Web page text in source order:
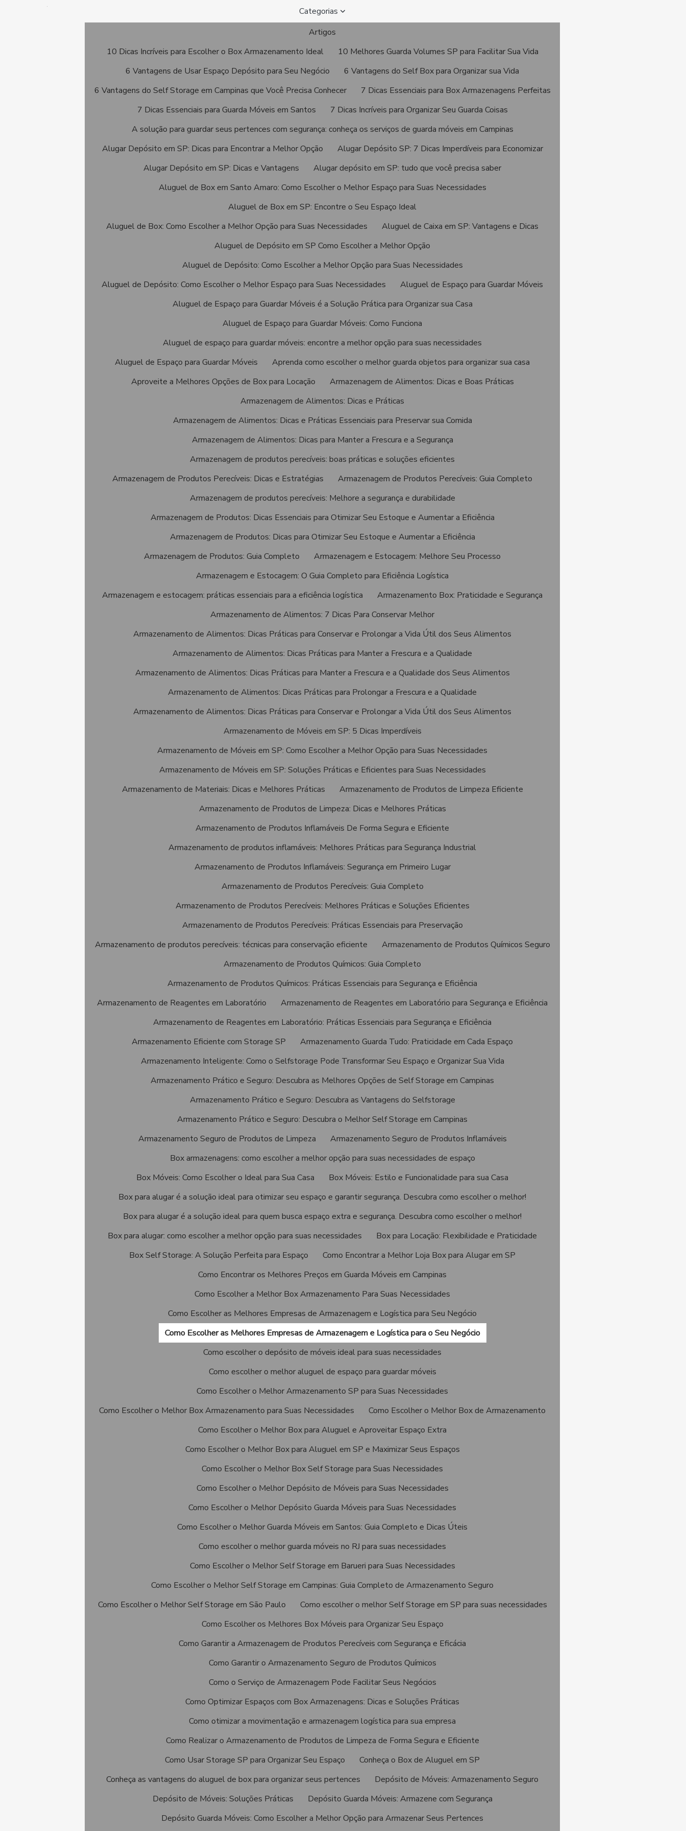
Categorias
Artigos
10 Dicas Incríveis para Escolher o Box Armazenamento Ideal
10 Melhores Guarda Volumes SP para Facilitar Sua Vida
6 Vantagens de Usar Espaço Depósito para Seu Negócio
6 Vantagens do Self Box para Organizar sua Vida
6 Vantagens do Self Storage em Campinas que Você Precisa Conhecer
7 Dicas Essenciais para Box Armazenagens Perfeitas
7 Dicas Essenciais para Guarda Móveis em Santos
7 Dicas Incríveis para Organizar Seu Guarda Coisas
A solução para guardar seus pertences com segurança: conheça os serviços de guarda móveis em Campinas
Alugar Depósito em SP: Dicas para Encontrar a Melhor Opção
Alugar Depósito SP: 7 Dicas Imperdíveis para Economizar
Alugar Depósito em SP: Dicas e Vantagens
Alugar depósito em SP: tudo que você precisa saber
Aluguel de Box em Santo Amaro: Como Escolher o Melhor Espaço para Suas Necessidades
Aluguel de Box em SP: Encontre o Seu Espaço Ideal
Aluguel de Box: Como Escolher a Melhor Opção para Suas Necessidades
Aluguel de Caixa em SP: Vantagens e Dicas
Aluguel de Depósito em SP Como Escolher a Melhor Opção
Aluguel de Depósito: Como Escolher a Melhor Opção para Suas Necessidades
Aluguel de Depósito: Como Escolher o Melhor Espaço para Suas Necessidades
Aluguel de Espaço para Guardar Móveis
Aluguel de Espaço para Guardar Móveis é a Solução Prática para Organizar sua Casa
Aluguel de Espaço para Guardar Móveis: Como Funciona
Aluguel de espaço para guardar móveis: encontre a melhor opção para suas necessidades
Aluguel de Espaço para Guardar Móveis
Aprenda como escolher o melhor guarda objetos para organizar sua casa
Aproveite a Melhores Opções de Box para Locação
Armazenagem de Alimentos: Dicas e Boas Práticas
Armazenagem de Alimentos: Dicas e Práticas
Armazenagem de Alimentos: Dicas e Práticas Essenciais para Preservar sua Comida
Armazenagem de Alimentos: Dicas para Manter a Frescura e a Segurança
Armazenagem de produtos perecíveis: boas práticas e soluções eficientes
Armazenagem de Produtos Perecíveis: Dicas e Estratégias
Armazenagem de Produtos Perecíveis: Guia Completo
Armazenagem de produtos perecíveis: Melhore a segurança e durabilidade
Armazenagem de Produtos: Dicas Essenciais para Otimizar Seu Estoque e Aumentar a Eficiência
Armazenagem de Produtos: Dicas para Otimizar Seu Estoque e Aumentar a Eficiência
Armazenagem de Produtos: Guia Completo
Armazenagem e Estocagem: Melhore Seu Processo
Armazenagem e Estocagem: O Guia Completo para Eficiência Logística
Armazenagem e estocagem: práticas essenciais para a eficiência logística
Armazenamento Box: Praticidade e Segurança
Armazenamento de Alimentos: 7 Dicas Para Conservar Melhor
Armazenamento de Alimentos: Dicas Práticas para Conservar e Prolongar a Vida Útil dos Seus Alimentos
Armazenamento de Alimentos: Dicas Práticas para Manter a Frescura e a Qualidade
Armazenamento de Alimentos: Dicas Práticas para Manter a Frescura e a Qualidade dos Seus Alimentos
Armazenamento de Alimentos: Dicas Práticas para Prolongar a Frescura e a Qualidade
Armazenamento de Alimentos: Dicas Práticas para Conservar e Prolongar a Vida Útil dos Seus Alimentos
Armazenamento de Móveis em SP: 5 Dicas Imperdíveis
Armazenamento de Móveis em SP: Como Escolher a Melhor Opção para Suas Necessidades
Armazenamento de Móveis em SP: Soluções Práticas e Eficientes para Suas Necessidades
Armazenamento de Materiais: Dicas e Melhores Práticas
Armazenamento de Produtos de Limpeza Eficiente
Armazenamento de Produtos de Limpeza: Dicas e Melhores Práticas
Armazenamento de Produtos Inflamáveis De Forma Segura e Eficiente
Armazenamento de produtos inflamáveis: Melhores Práticas para Segurança Industrial
Armazenamento de Produtos Inflamáveis: Segurança em Primeiro Lugar
Armazenamento de Produtos Perecíveis: Guia Completo
Armazenamento de Produtos Perecíveis: Melhores Práticas e Soluções Eficientes
Armazenamento de Produtos Perecíveis: Práticas Essenciais para Preservação
Armazenamento de produtos perecíveis: técnicas para conservação eficiente
Armazenamento de Produtos Químicos Seguro
Armazenamento de Produtos Químicos: Guia Completo
Armazenamento de Produtos Químicos: Práticas Essenciais para Segurança e Eficiência
Armazenamento de Reagentes em Laboratório
Armazenamento de Reagentes em Laboratório para Segurança e Eficiência
Armazenamento de Reagentes em Laboratório: Práticas Essenciais para Segurança e Eficiência
Armazenamento Eficiente com Storage SP
Armazenamento Guarda Tudo: Praticidade em Cada Espaço
Armazenamento Inteligente: Como o Selfstorage Pode Transformar Seu Espaço e Organizar Sua Vida
Armazenamento Prático e Seguro: Descubra as Melhores Opções de Self Storage em Campinas
Armazenamento Prático e Seguro: Descubra as Vantagens do Selfstorage
Armazenamento Prático e Seguro: Descubra o Melhor Self Storage em Campinas
Armazenamento Seguro de Produtos de Limpeza
Armazenamento Seguro de Produtos Inflamáveis
Box armazenagens: como escolher a melhor opção para suas necessidades de espaço
Box Móveis: Como Escolher o Ideal para Sua Casa
Box Móveis: Estilo e Funcionalidade para sua Casa
Box para alugar é a solução ideal para otimizar seu espaço e garantir segurança. Descubra como escolher o melhor!
Box para alugar é a solução ideal para quem busca espaço extra e segurança. Descubra como escolher o melhor!
Box para alugar: como escolher a melhor opção para suas necessidades
Box para Locação: Flexibilidade e Praticidade
Box Self Storage: A Solução Perfeita para Espaço
Como Encontrar a Melhor Loja Box para Alugar em SP
Como Encontrar os Melhores Preços em Guarda Móveis em Campinas
Como Escolher a Melhor Box Armazenamento Para Suas Necessidades
Como Escolher as Melhores Empresas de Armazenagem e Logística para Seu Negócio
Como Escolher as Melhores Empresas de Armazenagem e Logística para o Seu Negócio
Como escolher o depósito de móveis ideal para suas necessidades
Como escolher o melhor aluguel de espaço para guardar móveis
Como Escolher o Melhor Armazenamento SP para Suas Necessidades
Como Escolher o Melhor Box Armazenamento para Suas Necessidades
Como Escolher o Melhor Box de Armazenamento
Como Escolher o Melhor Box para Aluguel e Aproveitar Espaço Extra
Como Escolher o Melhor Box para Aluguel em SP e Maximizar Seus Espaços
Como Escolher o Melhor Box Self Storage para Suas Necessidades
Como Escolher o Melhor Depósito de Móveis para Suas Necessidades
Como Escolher o Melhor Depósito Guarda Móveis para Suas Necessidades
Como Escolher o Melhor Guarda Móveis em Santos: Guia Completo e Dicas Úteis
Como escolher o melhor guarda móveis no RJ para suas necessidades
Como Escolher o Melhor Self Storage em Barueri para Suas Necessidades
Como Escolher o Melhor Self Storage em Campinas: Guia Completo de Armazenamento Seguro
Como Escolher o Melhor Self Storage em São Paulo
Como escolher o melhor Self Storage em SP para suas necessidades
Como Escolher os Melhores Box Móveis para Organizar Seu Espaço
Como Garantir a Armazenagem de Produtos Perecíveis com Segurança e Eficácia
Como Garantir o Armazenamento Seguro de Produtos Químicos
Como o Serviço de Armazenagem Pode Facilitar Seus Negócios
Como Optimizar Espaços com Box Armazenagens: Dicas e Soluções Práticas
Como otimizar a movimentação e armazenagem logística para sua empresa
Como Realizar o Armazenamento de Produtos de Limpeza de Forma Segura e Eficiente
Como Usar Storage SP para Organizar Seu Espaço
Conheça o Box de Aluguel em SP
Conheça as vantagens do aluguel de box para organizar seus pertences
Depósito de Móveis: Armazenamento Seguro
Depósito de Móveis: Soluções Práticas
Depósito Guarda Móveis: Armazene com Segurança
Depósito Guarda Móveis: Como Escolher a Melhor Opção para Armazenar Seus Pertences